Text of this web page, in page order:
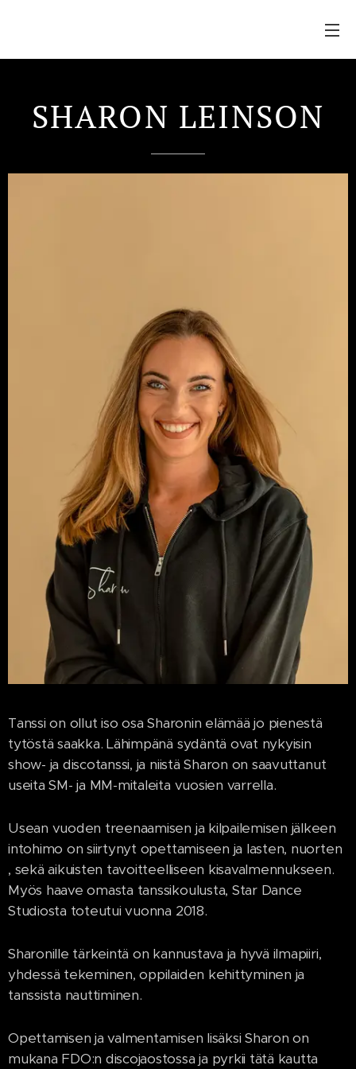
SHARON LEINSON
Tanssi on ollut iso osa Sharonin elämää jo pienestä
tytöstä saakka. Lähimpänä sydäntä ovat nykyisin
show- ja discotanssi, ja niistä Sharon on saavuttanut
useita SM- ja MM-mitaleita vuosien varrella.
Usean vuoden treenaamisen ja kilpailemisen jälkeen
intohimo on siirtynyt opettamiseen ja lasten, nuorten
, sekä aikuisten tavoitteelliseen kisavalmennukseen.
Myös haave omasta tanssikoulusta, Star Dance
Studiosta toteutui vuonna 2018.
Sharonille tärkeintä on kannustava ja hyvä ilmapiiri,
yhdessä tekeminen, oppilaiden kehittyminen ja
tanssista nauttiminen.
Opettamisen ja valmentamisen lisäksi Sharon on
mukana FDO:n discojaostossa ja pyrkii tätä kautta